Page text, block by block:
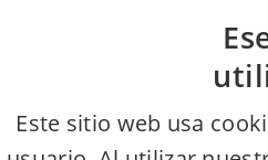
Este sitio web usa